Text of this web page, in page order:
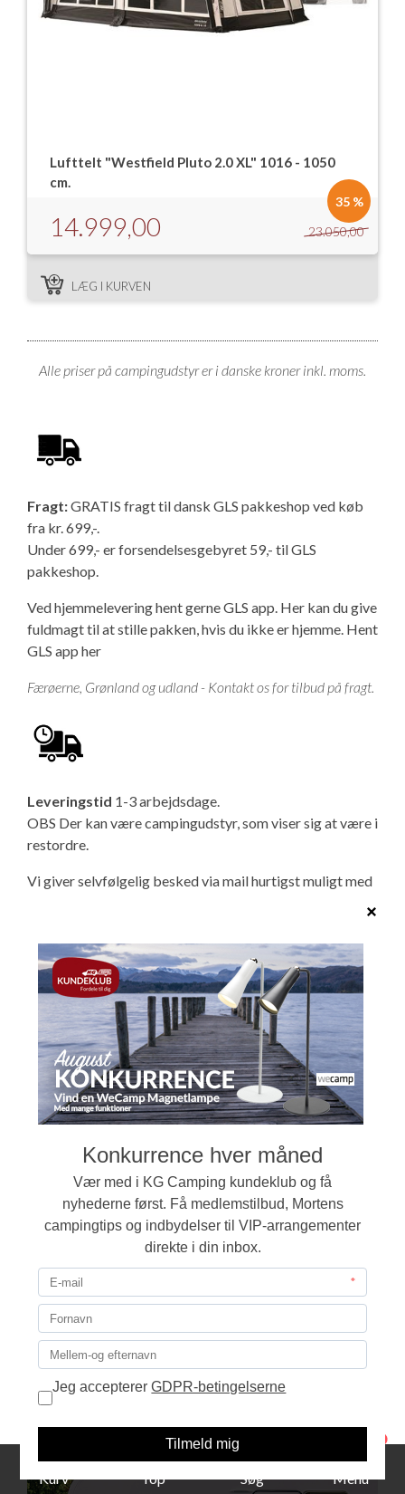
Lufttelt "Westfield Pluto 2.0 XL" 1016 - 1050
cm.
23.050,00
14.999,00
35 %
LÆG I KURVEN
Alle priser på campingudstyr er i danske kroner inkl. moms.
Fragt:GRATIS fragt til dansk GLS pakkeshop ved køb
fra kr. 699,-.
Under 699,- er forsendelsesgebyret 59,- til GLS
pakkeshop.
Ved hjemmelevering hent gerne GLS app. Her kan du give
fuldmagt til at stille pakken, hvis du ikke er hjemme. Hent
GLS app her
Færøerne, Grønland og udland - Kontakt os for tilbud på fragt.
Leveringstid 1-3 arbejdsdage.
OBS Der kan være campingudstyr, som viser sig at være i
restordre.
Vi giver selvfølgelig besked via mail hurtigst muligt med
Telefon:Har du spørgsmål vedrørende vores produkter
er vi klar ved telefonen 76 33 20 80 på hverdage mellem
kl. 10.00-16.00.
Du er også velkommen til at sende os en mail på
Alle priser på campingudstyr er i danske kroner inkl.
Kurv Top Søg Menu